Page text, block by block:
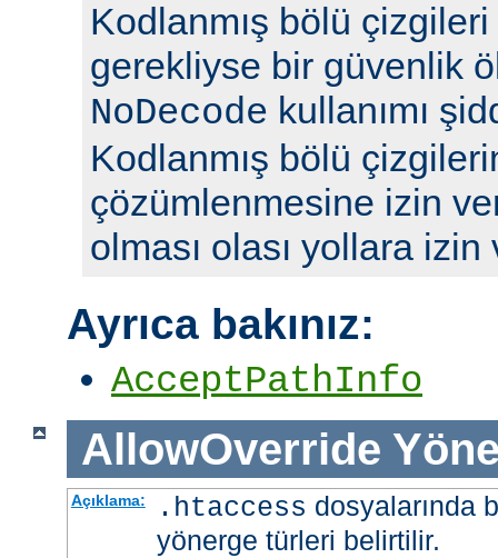
Kodlanmış bölü
gerekliyse bir güvenlik
NoDecode kullanımı
Kodlanmış bölü
çözümlenmesine izin
olması olası yollara
Ayrıca bakınız:
AcceptPathInfo
AllowOverride
Açıklama: .htaccess dosyalarında
yönerge türleri belirtilir.